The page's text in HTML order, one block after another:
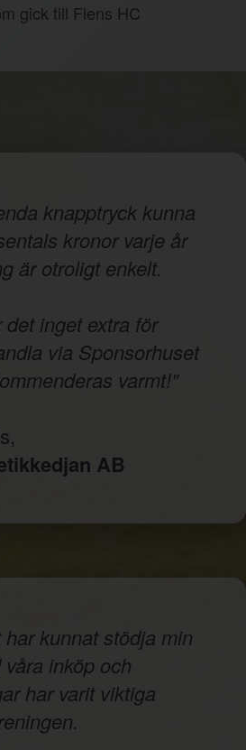
gick till Flens HC
knapptryck kunna
kronor varje år
är otroligt enkelt.
inget extra för
via Sponsorhuset
varmt!"
AB
kunnat stödja min
inköp och
har varit viktiga